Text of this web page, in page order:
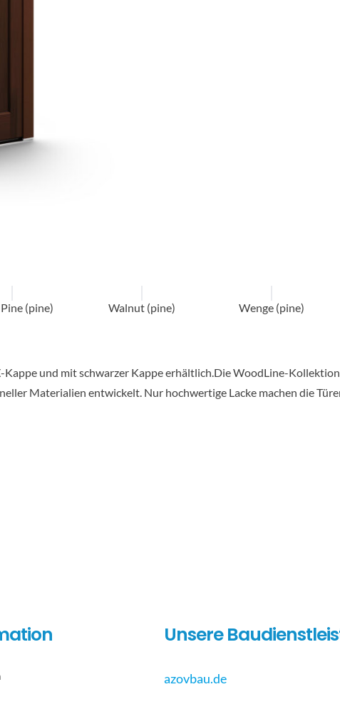
(pine) Walnut (pine) Wenge (pine)
und mit schwarzer Kappe erhältlich.Die WoodLine-
Materialien entwickelt. Nur hochwertige Lacke machen die
Unsere
azovbau.de